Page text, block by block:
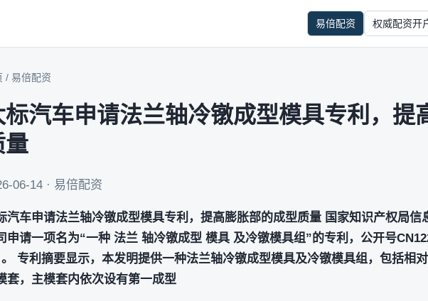
易倍配资 权威配资开
/ 易倍配资
标汽车申请法兰轴冷镦成型模具专利，提
量
06-14 · 易倍配资
汽车申请法兰轴冷镦成型模具专利，提高膨胀部的成型质量 国家知识产权局信
申请一项名为“一种 法兰 轴冷镦成型 模具 及冷镦模具组”的专利，公开号
专利摘要显示，本发明提供一种法兰轴冷镦成型模具及冷镦模具组，包括相
套，主模套内依次设有第一成型